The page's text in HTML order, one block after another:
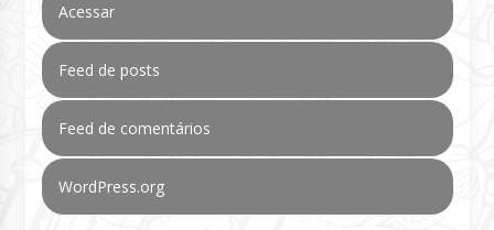
Acessar
Feed de posts
Feed de comentários
WordPress.org